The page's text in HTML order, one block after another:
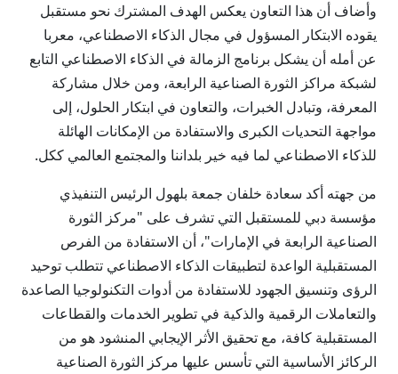
وأضاف أن هذا التعاون يعكس الهدف المشترك نحو مستقبل
يقوده الابتكار المسؤول في مجال الذكاء الاصطناعي، معربا
عن أمله أن يشكل برنامج الزمالة في الذكاء الاصطناعي التابع
لشبكة مراكز الثورة الصناعية الرابعة، ومن خلال مشاركة
المعرفة، وتبادل الخبرات، والتعاون في ابتكار الحلول، إلى
مواجهة التحديات الكبرى والاستفادة من الإمكانات الهائلة
للذكاء الاصطناعي لما فيه خير بلداننا والمجتمع العالمي ككل.
من جهته أكد سعادة خلفان جمعة بلهول الرئيس التنفيذي
مؤسسة دبي للمستقبل التي تشرف على "مركز الثورة
الصناعية الرابعة في الإمارات"، أن الاستفادة من الفرص
المستقبلية الواعدة لتطبيقات الذكاء الاصطناعي تتطلب توحيد
الرؤى وتنسيق الجهود للاستفادة من أدوات التكنولوجيا الصاعدة
والتعاملات الرقمية والذكية في تطوير الخدمات والقطاعات
المستقبلية كافة، مع تحقيق الأثر الإيجابي المنشود هو من
الركائز الأساسية التي تأسس عليها مركز الثورة الصناعية